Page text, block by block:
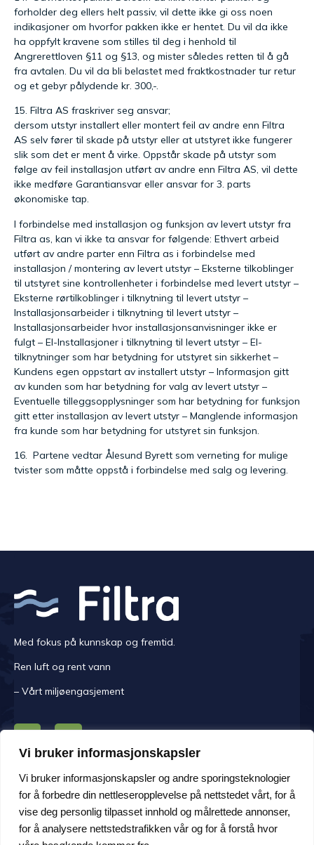
Vi bruker informasjonskapsler
Vi bruker informasjonskapsler og andre sporingsteknologier
for å forbedre din nettleseropplevelse på nettstedet vårt, for å
vise deg personlig tilpasset innhold og målrettede annonser,
for å analysere nettstedstrafikken vår og for å forstå hvor
forholder deg ellers helt passiv, vil dette ikke gi oss noen
indikasjoner om hvorfor pakken ikke er hentet. Du vil da ikke
ha oppfylt kravene som stilles til deg i henhold til
Angrerettloven §11 og §13, og mister således retten til å gå
fra avtalen. Du vil da bli belastet med fraktkostnader tur retur
og et gebyr pålydende kr. 300,-.
15. Filtra AS fraskriver seg ansvar;
dersom utstyr installert eller montert feil av andre enn Filtra
AS selv fører til skade på utstyr eller at utstyret ikke fungerer
slik som det er ment å virke. Oppstår skade på utstyr som
følge av feil installasjon utført av andre enn Filtra AS, vil dette
ikke medføre Garantiansvar eller ansvar for 3. parts
økonomiske tap.
I forbindelse med installasjon og funksjon av levert utstyr fra
Filtra as, kan vi ikke ta ansvar for følgende: Ethvert arbeid
utført av andre parter enn Filtra as i forbindelse med
installasjon / montering av levert utstyr – Eksterne tilkoblinger
til utstyret sine kontrollenheter i forbindelse med levert utstyr –
Eksterne rørtilkoblinger i tilknytning til levert utstyr –
Installasjonsarbeider i tilknytning til levert utstyr –
Installasjonsarbeider hvor installasjonsanvisninger ikke er
fulgt – El-Installasjoner i tilknytning til levert utstyr – El-
tilknytninger som har betydning for utstyret sin sikkerhet –
Kundens egen oppstart av installert utstyr – Informasjon gitt
av kunden som har betydning for valg av levert utstyr –
Eventuelle tilleggsopplysninger som har betydning for funksjon
gitt etter installasjon av levert utstyr – Manglende informasjon
fra kunde som har betydning for utstyret sin funksjon.
16. Partene vedtar Ålesund Byrett som verneting for mulige
tvister som måtte oppstå i forbindelse med salg og levering.
Med fokus på kunnskap og fremtid.
Ren luft og rent vann
– Vårt miljøengasjement
KONTAKT OSS
Mandag -fredag kl. 08.00-16.00.
Adresse Håem Næringsområde 108, 6260 Skodje